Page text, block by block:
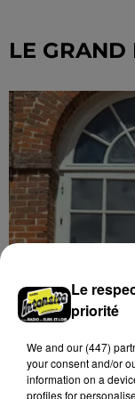
Grâce...
LE GRAND
Stars'Terre
les ambitions
À quelques
Stars'Terre,
Le
priorité
We and our (447)
your consent and/or
information on a
profiles for